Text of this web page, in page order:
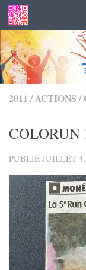
Skip to content
2011 /ACTIONS /
COLORUN
PUBLIÉ JUILLET 4,